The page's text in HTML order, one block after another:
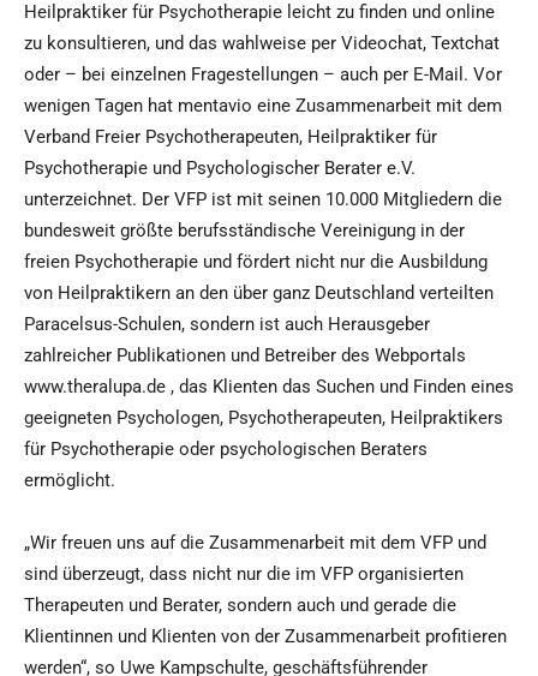
Heilpraktiker für Psychotherapie leicht zu finden und online
zu konsultieren, und das wahlweise per Videochat, Textchat
oder – bei einzelnen Fragestellungen – auch per E-Mail. Vor
wenigen Tagen hat mentavio eine Zusammenarbeit mit dem
Verband Freier Psychotherapeuten, Heilpraktiker für
Psychotherapie und Psychologischer Berater e.V.
unterzeichnet. Der VFP ist mit seinen 10.000 Mitgliedern die
bundesweit größte berufsständische Vereinigung in der
freien Psychotherapie und fördert nicht nur die Ausbildung
von Heilpraktikern an den über ganz Deutschland verteilten
Paracelsus-Schulen, sondern ist auch Herausgeber
zahlreicher Publikationen und Betreiber des Webportals
www.theralupa.de , das Klienten das Suchen und Finden eines
geeigneten Psychologen, Psychotherapeuten, Heilpraktikers
für Psychotherapie oder psychologischen Beraters
ermöglicht.
„Wir freuen uns auf die Zusammenarbeit mit dem VFP und
sind überzeugt, dass nicht nur die im VFP organisierten
Therapeuten und Berater, sondern auch und gerade die
Klientinnen und Klienten von der Zusammenarbeit profitieren
werden“, so Uwe Kampschulte, geschäftsführender